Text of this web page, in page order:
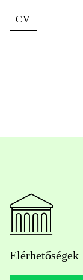
CV
Elérhetőségek